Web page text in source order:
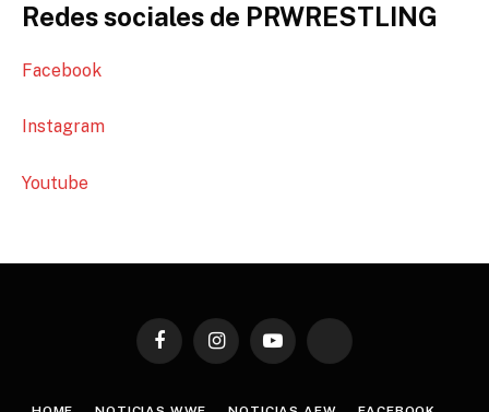
Redes sociales de PRWRESTLING
Facebook
Instagram
Youtube
FacebookInstagramYouTube TikTok